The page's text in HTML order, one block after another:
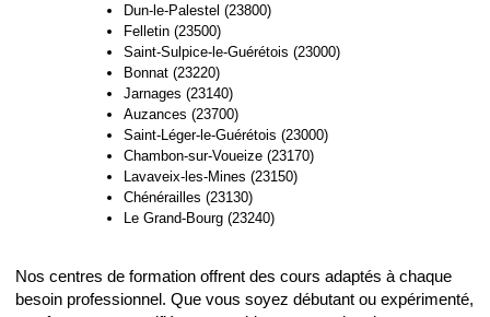
Dun-le-Palestel (23800)
Felletin (23500)
Saint-Sulpice-le-Guérétois (23000)
Bonnat (23220)
Jarnages (23140)
Auzances (23700)
Saint-Léger-le-Guérétois (23000)
Chambon-sur-Voueize (23170)
Lavaveix-les-Mines (23150)
Chénérailles (23130)
Le Grand-Bourg (23240)
Nos centres de formation offrent des cours adaptés à chaque
besoin professionnel. Que vous soyez débutant ou expérimenté,